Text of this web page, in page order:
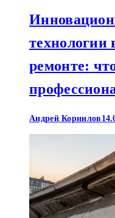
технологии
ремонте:
Андрей Корнилов